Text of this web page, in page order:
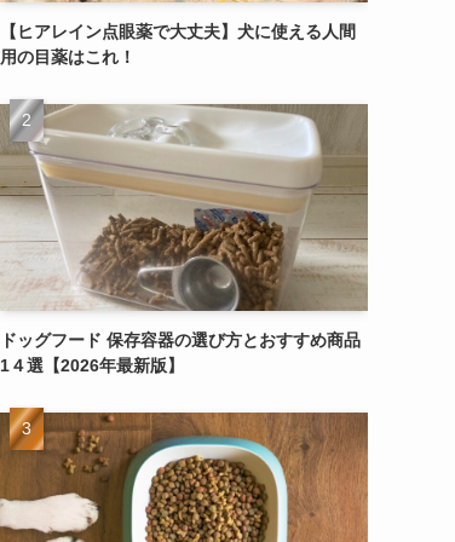
【ヒアレイン点眼薬で大丈夫】犬に使える人間
用の目薬はこれ！
ドッグフード 保存容器の選び方とおすすめ商品
1４選【2026年最新版】